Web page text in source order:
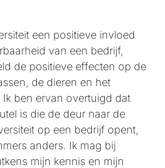
een positieve invloed
van een bedrijf,
de positieve effecten op de
de dieren en het
Ik ben ervan overtuigd dat
is die de deur naar de
op een bedrijf opent,
anders. Ik mag bij
mijn kennis en mijn